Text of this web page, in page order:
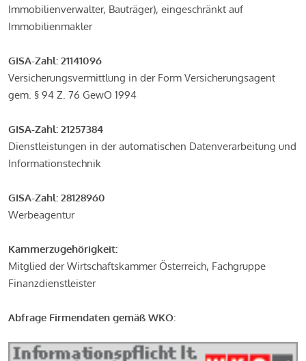
Immobilienverwalter, Bauträger), eingeschränkt auf
Immobilienmakler
GISA-Zahl: 21141096
Versicherungsvermittlung in der Form Versicherungsagent
gem. § 94 Z. 76 GewO 1994
GISA-Zahl: 21257384
Dienstleistungen in der automatischen Datenverarbeitung und
Informationstechnik
GISA-Zahl: 28128960
Werbeagentur
Kammerzugehörigkeit:
Mitglied der Wirtschaftskammer Österreich, Fachgruppe
Finanzdienstleister
Abfrage Firmendaten gemäß WKO: